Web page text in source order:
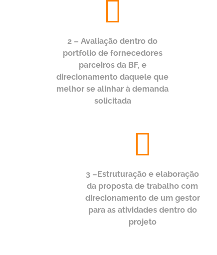
2 – Avaliação dentro do
portfolio de fornecedores
parceiros da BF, e
direcionamento daquele que
melhor se alinhar à demanda
solicitada
3 –Estruturação e elaboração
da proposta de trabalho com
direcionamento de um gestor
para as atividades dentro do
projeto